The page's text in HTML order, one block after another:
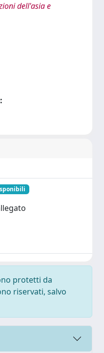
dell'asia e
protetti da
riservati, salvo